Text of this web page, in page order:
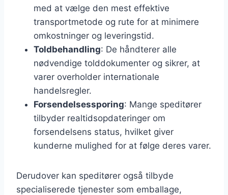
med at vælge den mest effektive
transportmetode og rute for at minimere
omkostninger og leveringstid.
Toldbehandling: De håndterer alle
nødvendige tolddokumenter og sikrer, at
varer overholder internationale
handelsregler.
Forsendelsessporing: Mange speditører
tilbyder realtidsopdateringer om
forsendelsens status, hvilket giver
kunderne mulighed for at følge deres varer.
Derudover kan speditører også tilbyde
specialiserede tjenester som emballage,